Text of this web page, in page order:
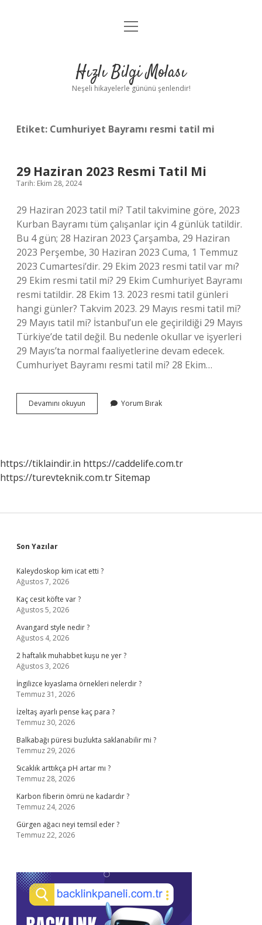
Anasayfa
Yasal Uyarı
menüyü
Hızlı Bilgi Molası
Neşeli hikayelerle gününü şenlendir!
Etiket: Cumhuriyet Bayramı resmi tatil mi
29 Haziran 2023 Resmi Tatil Mi
Tarih: Ekim 28, 2024
29 Haziran 2023 tatil mi? Tatil takvimine göre, 2023
Kurban Bayramı tüm çalışanlar için 4 günlük tatildir.
Bu 4 gün; 28 Haziran 2023 Çarşamba, 29 Haziran
2023 Perşembe, 30 Haziran 2023 Cuma, 1 Temmuz
2023 Cumartesi’dir. 29 Ekim 2023 resmi tatil var mı?
29 Ekim resmi tatil mi? 29 Ekim Cumhuriyet Bayramı
resmi tatildir. 28 Ekim 13. 2023 resmi tatil günleri
hangi günler? Takvim 2023. 29 Mayıs resmi tatil mi?
29 Mayıs tatil mi? İstanbul’un ele geçirildiği 29 Mayıs
Türkiye’de tatil değil. Bu nedenle okullar ve işyerleri
29 Mayıs’ta normal faaliyetlerine devam edecek.
Cumhuriyet Bayramı resmi tatil mi? 28 Ekim…
Devamını okuyun
Haziran
Yorum Bırak
https://tiklaindir.in https://caddelife.com.tr
https://turevteknik.com.trSitemap
Sidebar
Son Yazılar
Kaleydoskop kim icat etti ?
Ağustos 7, 2026
Kaç cesit köfte var ?
Ağustos 5, 2026
Avangard style nedir ?
Ağustos 4, 2026
2 haftalık muhabbet kuşu ne yer ?
Ağustos 3, 2026
İngilizce kıyaslama örnekleri nelerdir ?
Temmuz 31, 2026
İzeltaş ayarlı pense kaç para ?
Temmuz 30, 2026
Balkabağı püresi buzlukta saklanabilir mi ?
Temmuz 29, 2026
Sıcaklık arttıkça pH artar mı ?
Temmuz 28, 2026
Karbon fiberin ömrü ne kadardır ?
Temmuz 24, 2026
Gürgen ağacı neyi temsil eder ?
Temmuz 22, 2026